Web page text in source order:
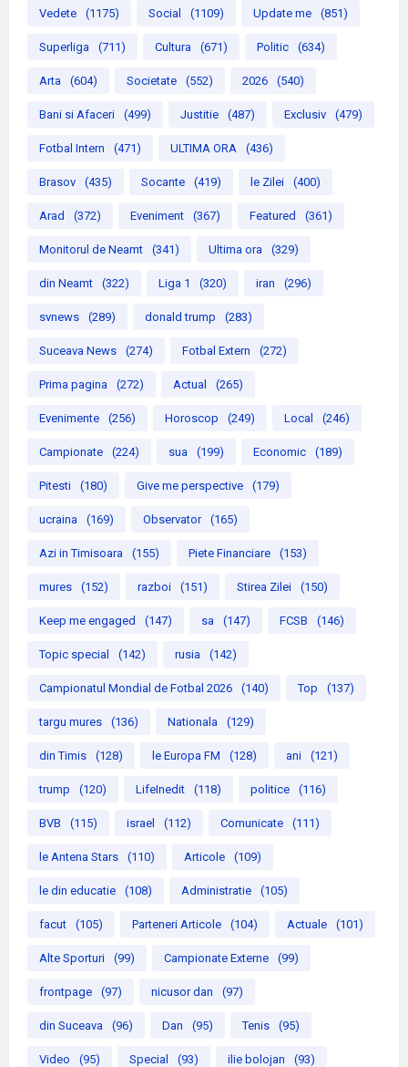
Vedete (1175) Social (1109) Update me (851)
Superliga (711) Cultura (671) Politic (634)
Arta (604) Societate (552) 2026 (540)
Bani si Afaceri (499) Justitie (487) Exclusiv (479)
Fotbal Intern (471) ULTIMA ORA (436)
Brasov (435) Socante (419) le Zilei (400)
Arad (372) Eveniment (367) Featured (361)
Monitorul de Neamt (341) Ultima ora (329)
din Neamt (322) Liga 1 (320) iran (296)
svnews (289) donald trump (283)
Suceava News (274) Fotbal Extern (272)
Prima pagina (272) Actual (265)
Evenimente (256) Horoscop (249) Local (246)
Campionate (224) sua (199) Economic (189)
Pitesti (180) Give me perspective (179)
ucraina (169) Observator (165)
Azi in Timisoara (155) Piete Financiare (153)
mures (152) razboi (151) Stirea Zilei (150)
Keep me engaged (147) sa (147) FCSB (146)
Topic special (142) rusia (142)
Campionatul Mondial de Fotbal 2026 (140) Top (137)
targu mures (136) Nationala (129)
din Timis (128) le Europa FM (128) ani (121)
trump (120) LifeInedit (118) politice (116)
BVB (115) israel (112) Comunicate (111)
le Antena Stars (110) Articole (109)
le din educatie (108) Administratie (105)
facut (105) Parteneri Articole (104) Actuale (101)
Alte Sporturi (99) Campionate Externe (99)
frontpage (97) nicusor dan (97)
din Suceava (96) Dan (95) Tenis (95)
Video (95) Special (93) ilie bolojan (93)